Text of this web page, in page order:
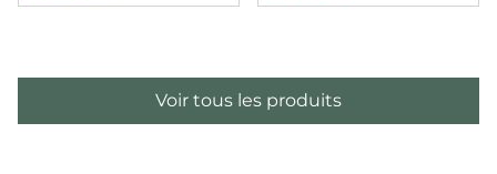
Voir tous les produits